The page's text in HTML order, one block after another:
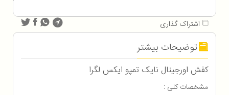
اشتراک گذاری
توضیحات بیشتر
کفش اورجینال نایک تمپو ایکس لگرا
مشخصات کلی :